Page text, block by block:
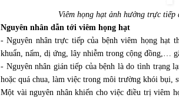
Viêm họng hạt ảnh hưởng trực tiếp
Nguyên nhân dẫn tới viêm họng hạt
- Nguyên nhân trực tiếp của bệnh viêm họng hạt
khuẩn, nấm, dị ứng, lây nhiễm trong cộng đồng,…
- Nguyên nhân gián tiếp của bệnh là do tình trạng
hoặc quá chua, làm việc trong môi trường khói bụi,
Một vài nguyên nhân khiến cho việc điều trị viêm